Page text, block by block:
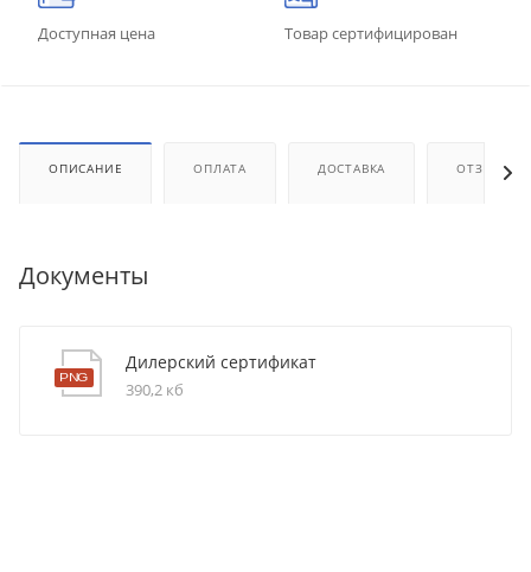
Доступная цена Товар сертифицирован
ОПИСАНИЕ ОПЛАТА ДОСТАВКА ОТЗЫВЫ
Документы
Дилерский сертификат
390,2 кб